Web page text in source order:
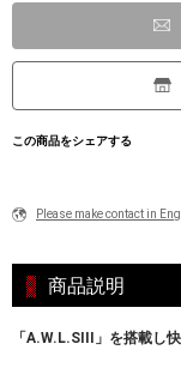
この商品をシェアする
Please make contact in
商品説明
「A.W.L.SIII」を搭載し